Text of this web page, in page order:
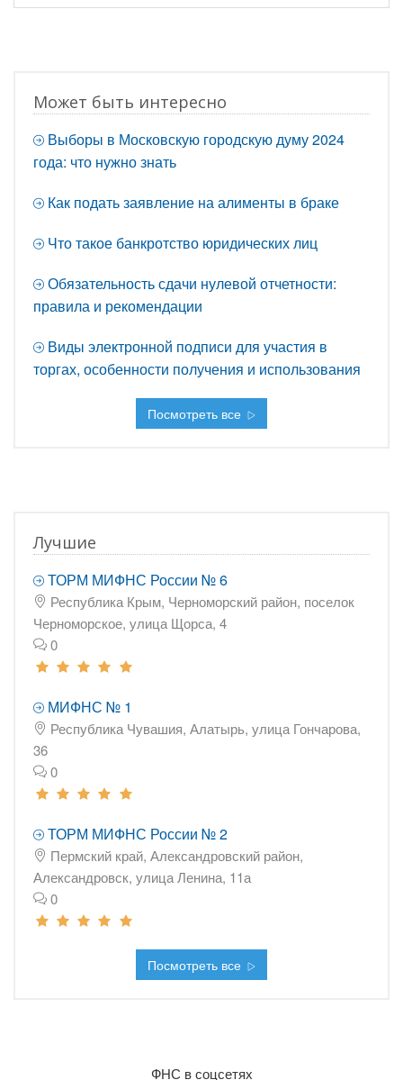
Может быть интересно
Выборы в Московскую городскую думу 2024
года: что нужно знать
Как подать заявление на алименты в браке
Что такое банкротство юридических лиц
Обязательность сдачи нулевой отчетности:
правила и рекомендации
Виды электронной подписи для участия в
торгах, особенности получения и использования
Посмотреть все
Лучшие
ТОРМ МИФНС России № 6
Республика Крым, Черноморский район, поселок
Черноморское, улица Щорса, 4
0
МИФНС № 1
Республика Чувашия, Алатырь, улица Гончарова,
36
0
ТОРМ МИФНС России № 2
Пермский край, Александровский район,
Александровск, улица Ленина, 11а
0
Посмотреть все
ФНС в соцсетях